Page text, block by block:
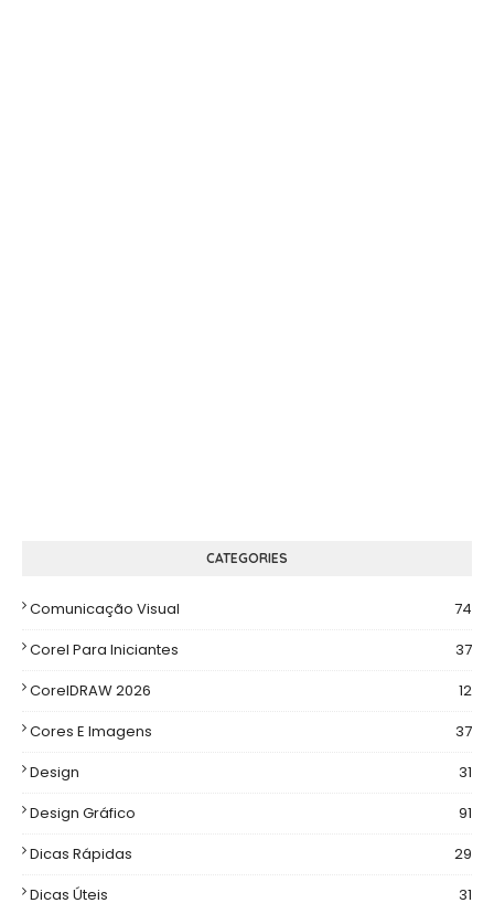
CATEGORIES
Comunicação Visual
74
Corel Para Iniciantes
37
CorelDRAW 2026
12
Cores E Imagens
37
Design
31
Design Gráfico
91
Dicas Rápidas
29
Dicas Úteis
31